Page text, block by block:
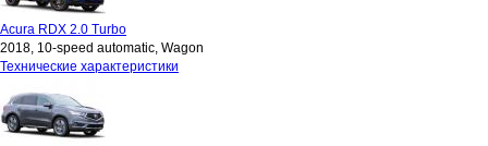
Acura RDX 2.0 Turbo
2018, 10-speed automatic, Wagon
Технические характеристики